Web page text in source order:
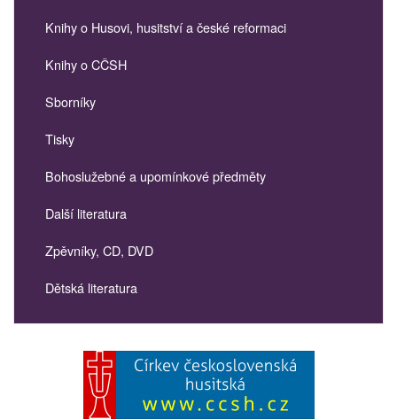
Knihy o Husovi, husitství a české reformaci
Knihy o CČSH
Sborníky
Tisky
Bohoslužebné a upomínkové předměty
Další literatura
Zpěvníky, CD, DVD
Dětská literatura